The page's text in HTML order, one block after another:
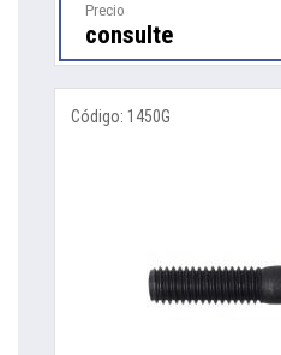
Precio
consulte
Código: 1450G